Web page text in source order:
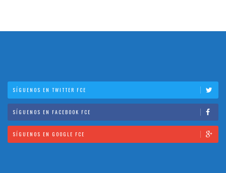
SÍGUENOS EN TWITTER FCE
SÍGUENOS EN FACEBOOK FCE
SÍGUENOS EN GOOGLE FCE